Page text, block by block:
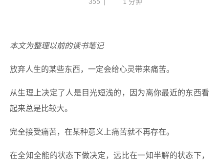
355
1 分钟
本文为整理以前的读书笔记
放弃人生的某些东西，一定会给心灵带来痛苦。
从生理上决定了人是目光短浅的，因为离你最近的东西看
起来总是比较大。
完全接受痛苦，在某种意义上痛苦就不再存在。
在全知全能的状态下做决定，远比在一知半解的状态下，